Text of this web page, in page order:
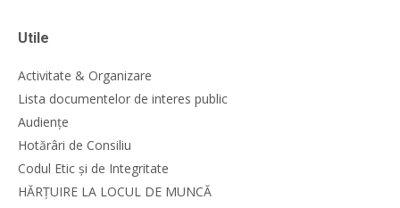
Utile
Activitate & Organizare
Lista documentelor de interes public
Audiențe
Hotărâri de Consiliu
Codul Etic și de Integritate
HĂRȚUIRE LA LOCUL DE MUNCĂ